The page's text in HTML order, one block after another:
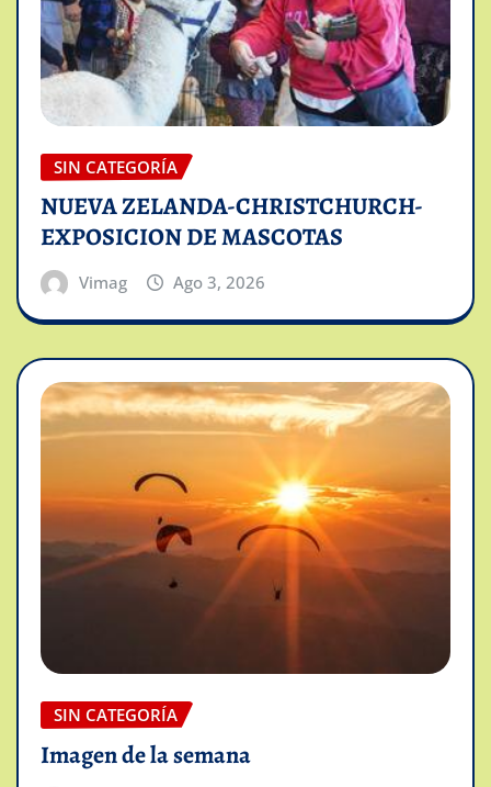
SIN CATEGORÍA
NUEVA ZELANDA-CHRISTCHURCH-
EXPOSICION DE MASCOTAS
Vimag Ago 3, 2026
SIN CATEGORÍA
Imagen de la semana